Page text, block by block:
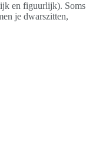
en figuurlijk). Soms
je dwarszitten,